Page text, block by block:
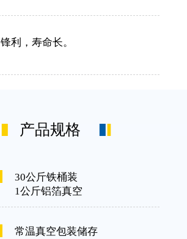
锋利，寿命长。
产品规格
30公斤铁桶装
1公斤铝箔真空
常温真空包装储存